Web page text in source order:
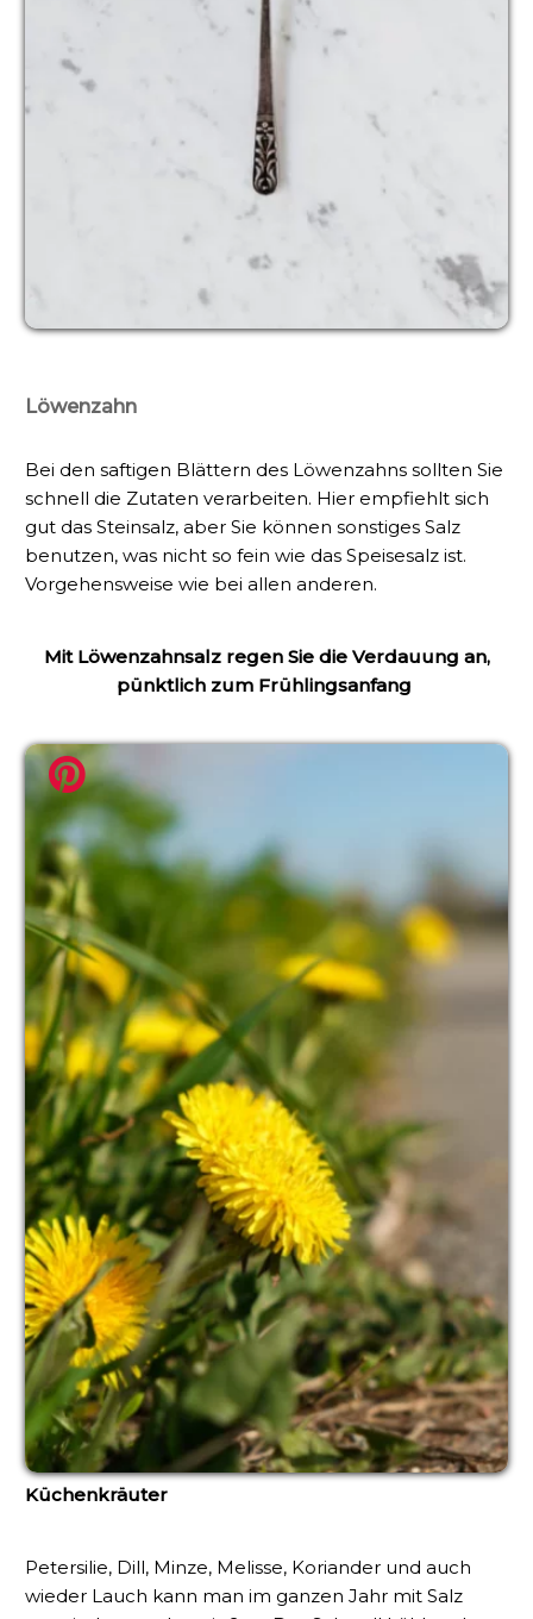
Löwenzahn
Bei den saftigen Blättern des Löwenzahns sollten Sie
schnell die Zutaten verarbeiten. Hier empfiehlt sich
gut das Steinsalz, aber Sie können sonstiges Salz
benutzen, was nicht so fein wie das Speisesalz ist.
Vorgehensweise wie bei allen anderen.
Mit Löwenzahnsalz regen Sie die Verdauung an,
pünktlich zum Frühlingsanfang
Küchenkräuter
Petersilie, Dill, Minze, Melisse, Koriander und auch
wieder Lauch kann man im ganzen Jahr mit Salz